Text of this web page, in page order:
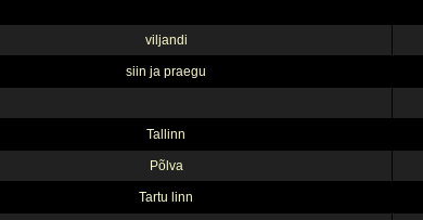
viljandi
siin ja praegu
Tallinn
Põlva
Tartu linn